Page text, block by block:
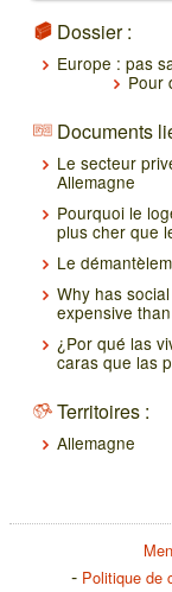
Dossier :
Europe : pas
Pour
Documents
Le secteur
Allemagne
Pourquoi le
plus cher que
Le
Why has
expensive
¿Por qué las
caras que las
Territoires :
Allemagne
Politique de